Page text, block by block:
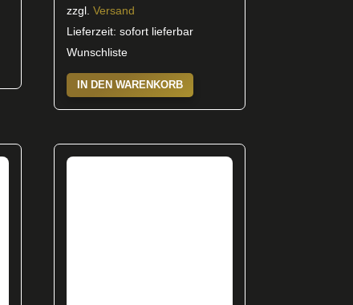
zzgl.Versand
Lieferzeit: sofort lieferbar
Wunschliste
IN DEN WARENKORB